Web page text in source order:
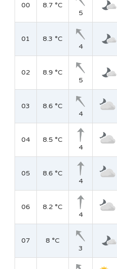
00
8.7 °C
5
01
8.3 °C
4
02
8.9 °C
5
03
8.6 °C
4
04
8.5 °C
4
05
8.6 °C
4
06
8.2 °C
4
07
8 °C
3